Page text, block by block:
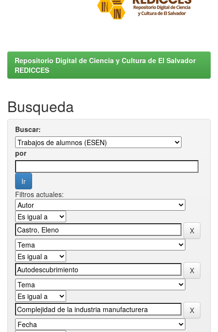
Repositorio Digital de Ciencia y Cultura de El Salvador
REDICCES
Busqueda
Buscar:
por
Filtros actuales: